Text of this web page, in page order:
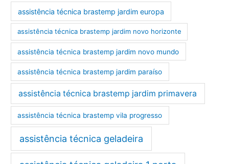
assistência técnica brastemp jardim europa
assistência técnica brastemp jardim novo horizonte
assistência técnica brastemp jardim novo mundo
assistência técnica brastemp jardim paraíso
assistência técnica brastemp jardim primavera
assistência técnica brastemp vila progresso
assistência técnica geladeira